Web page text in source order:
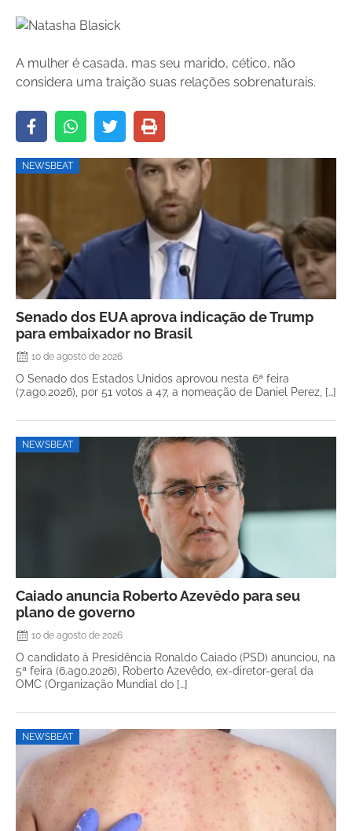
A mulher é casada, mas seu marido, cético, não
considera uma traição suas relações sobrenaturais.
NEWSBEAT
Senado dos EUA aprova indicação de Trump
para embaixador no Brasil
10 de agosto de 2026
O Senado dos Estados Unidos aprovou nesta 6ª feira
(7.ago.2026), por 51 votos a 47, a nomeação de Daniel Perez, […]
NEWSBEAT
Caiado anuncia Roberto Azevêdo para seu
plano de governo
10 de agosto de 2026
O candidato à Presidência Ronaldo Caiado (PSD) anunciou, na
5ª feira (6.ago.2026), Roberto Azevêdo, ex-diretor-geral da
OMC (Organização Mundial do […]
NEWSBEAT